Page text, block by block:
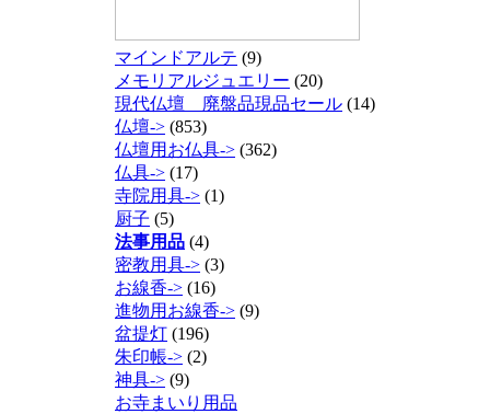
マインドアルテ (9)
メモリアルジュエリー (20)
現代仏壇 廃盤品現品セール (14)
仏壇-> (853)
仏壇用お仏具-> (362)
仏具-> (17)
寺院用具-> (1)
厨子 (5)
法事用品 (4)
密教用具-> (3)
お線香-> (16)
進物用お線香-> (9)
盆提灯 (196)
朱印帳-> (2)
神具-> (9)
お寺まいり用品